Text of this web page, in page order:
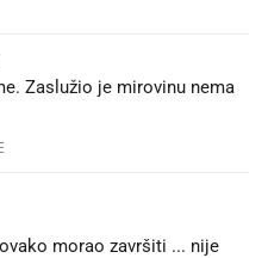
Zaslužio je mirovinu nema
morao završiti ... nije